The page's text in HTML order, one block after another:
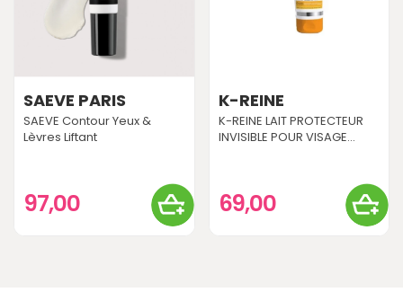
SAEVE PARIS
SAEVE Contour Yeux &
Lèvres Liftant
97,00
K-REINE
K-REINE LAIT PROTECTEUR
INVISIBLE POUR VISAGE...
69,00